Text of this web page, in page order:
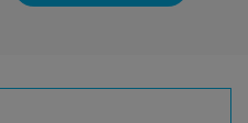
eliminados gratis